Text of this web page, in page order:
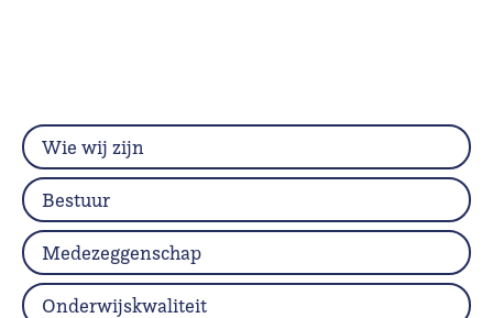
Wie wij zijn
Bestuur
Medezeggenschap
Onderwijskwaliteit